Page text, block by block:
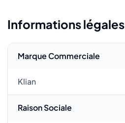
Informations légales
Marque Commerciale
Klian
Raison Sociale